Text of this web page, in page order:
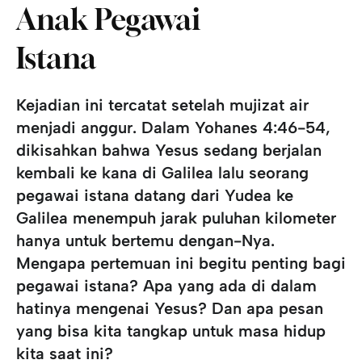
Anak Pegawai
Istana
Kejadian ini tercatat setelah mujizat air
menjadi anggur. Dalam Yohanes 4:46-54,
dikisahkan bahwa Yesus sedang berjalan
kembali ke kana di Galilea lalu seorang
pegawai istana datang dari Yudea ke
Galilea menempuh jarak puluhan kilometer
hanya untuk bertemu dengan-Nya.
Mengapa pertemuan ini begitu penting bagi
pegawai istana? Apa yang ada di dalam
hatinya mengenai Yesus? Dan apa pesan
yang bisa kita tangkap untuk masa hidup
kita saat ini?